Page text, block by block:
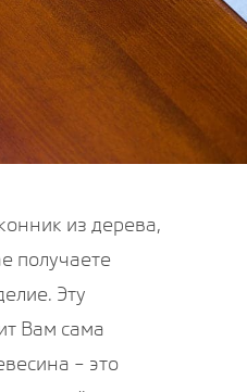
из дерева,
получаете
Эту
Вам сама
– это